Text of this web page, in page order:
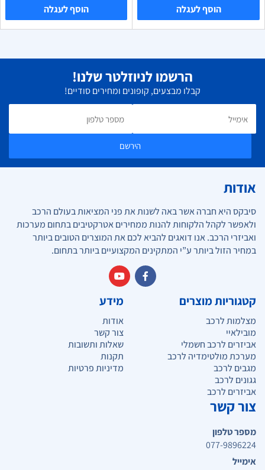
הוסף לעגלה
הוסף לעגלה
הרשמו לניוזלטר שלנו!
קבלו מבצעים, קופונים ומחירים סודיים!
הירשם
אודות
סיבקס היא חברה אשר באה לשנות את פני המציאות בעולם הרכב
ולאפשר לקהל הלקוחות להנות ממחירים אטרקטיבים בתחום מערכות
ואביזרי הרכב. אנו דואגים להביא לכם את המוצרים הטובים ביותר
במחיר הזול ביותר ע”י המתקינים המקצועיים ביותר בתחום.
קטגוריות מוצרים
מצלמות לרכב
מובילאיי
אביזרים לרכב חשמלי
מערכת מולטימדיה לרכב
מגבים לרכב
גגונים לרכב
אביזרים לרכב
מידע
אודות
צור קשר
שאלות ותשובות
תקנות
מדיניות פרטיות
צור קשר
מספר טלפון
077-9896224
אימייל